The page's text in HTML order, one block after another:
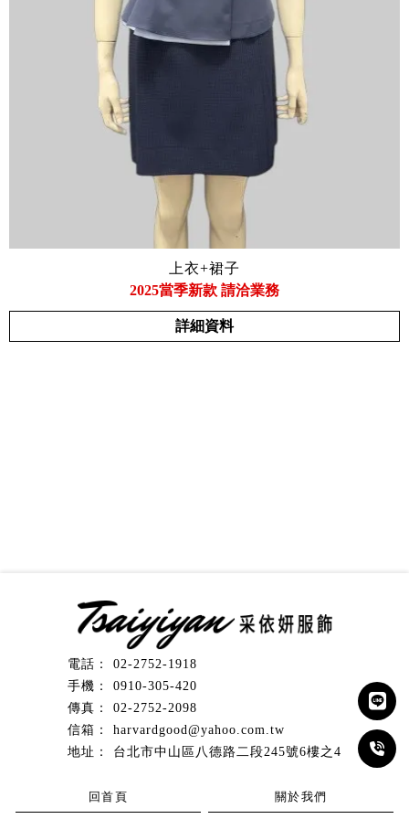
上衣+裙子
2025當季新款 請洽業務
詳細資料
02-2752-1918
0910-305-420
02-2752-2098
harvardgood@yahoo.com.tw
台北市中山區八德路二段245號6樓之4
回首頁 關於我們